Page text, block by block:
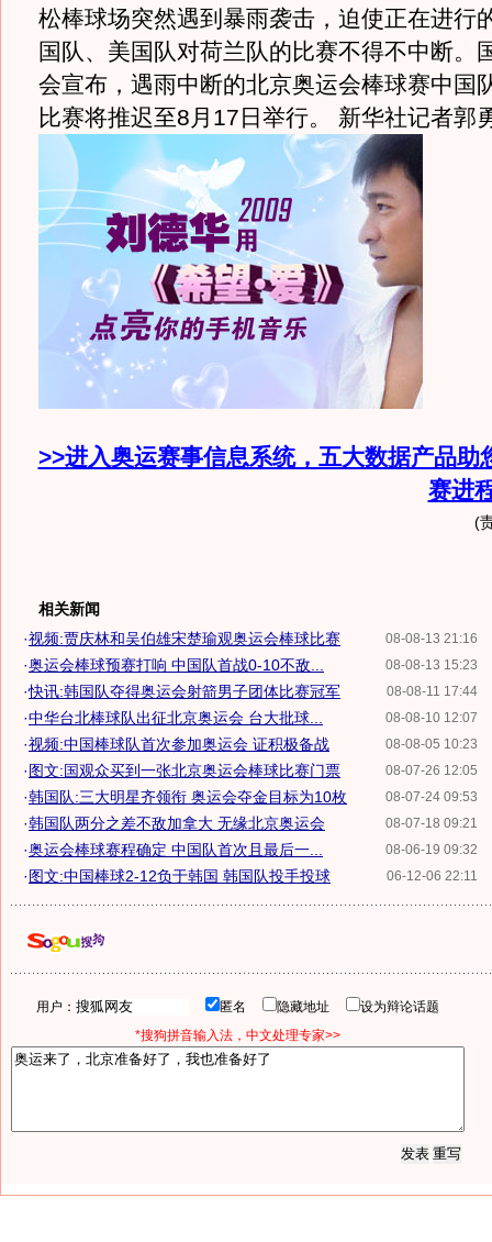
松棒球场突然遇到暴雨袭击，迫使正在进行
国队、美国队对荷兰队的比赛不得不中断。
会宣布，遇雨中断的北京奥运会棒球赛中国
比赛将推迟至8月17日举行。
新华社记者郭
>>进入奥运赛事信息系统，五大数据产品助
赛进
(
相关新闻
08-08-13 21:16
·视频:贾庆林和吴伯雄宋楚瑜观奥运会棒球比赛
08-08-13 15:23
·奥运会棒球预赛打响 中国队首战0-10不敌...
08-08-11 17:44
·快讯:韩国队夺得奥运会射箭男子团体比赛冠军
08-08-10 12:07
·中华台北棒球队出征北京奥运会 台大批球...
08-08-05 10:23
·视频:中国棒球队首次参加奥运会 证积极备战
08-07-26 12:05
·图文:国观众买到一张北京奥运会棒球比赛门票
08-07-24 09:53
·韩国队:三大明星齐领衔 奥运会夺金目标为10枚
08-07-18 09:21
·韩国队两分之差不敌加拿大 无缘北京奥运会
08-06-19 09:32
·奥运会棒球赛程确定 中国队首次且最后一...
06-12-06 22:11
·图文:中国棒球2-12负于韩国 韩国队投手投球
用户： 匿名 隐藏地址
设为辩论话题
*搜狗拼音输入法，中文处理专家>>